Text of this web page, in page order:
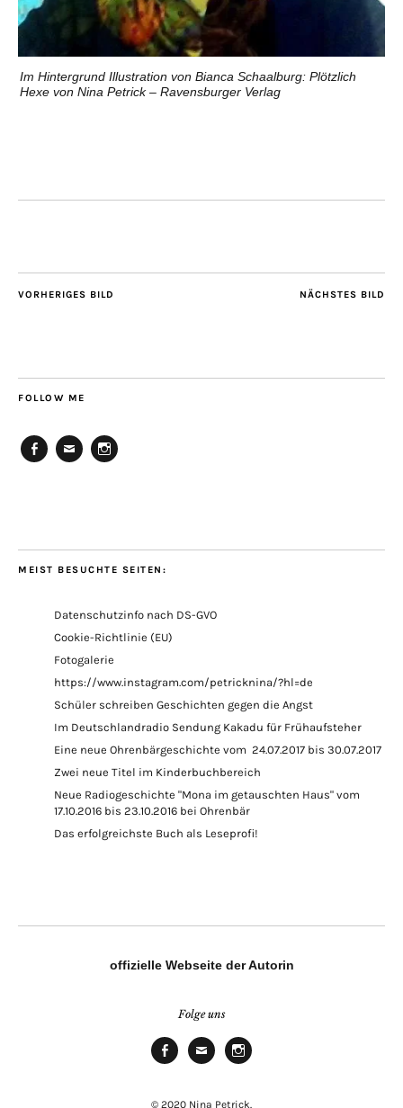
Im Hintergrund Illustration von Bianca Schaalburg: Plötzlich
Hexe von Nina Petrick – Ravensburger Verlag
NÄCHSTES BILD
VORHERIGES BILD
FOLLOW ME
MEIST BESUCHTE SEITEN:
Datenschutzinfo nach DS-GVO
Cookie-Richtlinie (EU)
Fotogalerie
https://www.instagram.com/petricknina/?hl=de
Schüler schreiben Geschichten gegen die Angst
Im Deutschlandradio Sendung Kakadu für Frühaufsteher
Eine neue Ohrenbärgeschichte vom 24.07.2017 bis 30.07.2017
Zwei neue Titel im Kinderbuchbereich
Neue Radiogeschichte "Mona im getauschten Haus" vom
17.10.2016 bis 23.10.2016 bei Ohrenbär
Das erfolgreichste Buch als Leseprofi!
offizielle Webseite der Autorin
Folge uns
© 2020 Nina Petrick